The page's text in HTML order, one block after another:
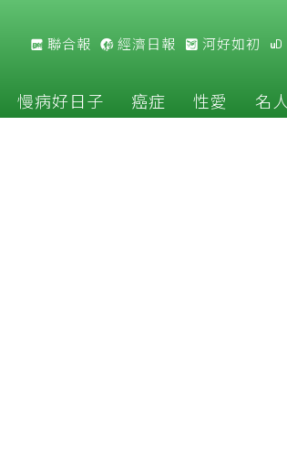
聯合報 經濟日報 河好如初
慢病好日子 癌症 性愛 名人